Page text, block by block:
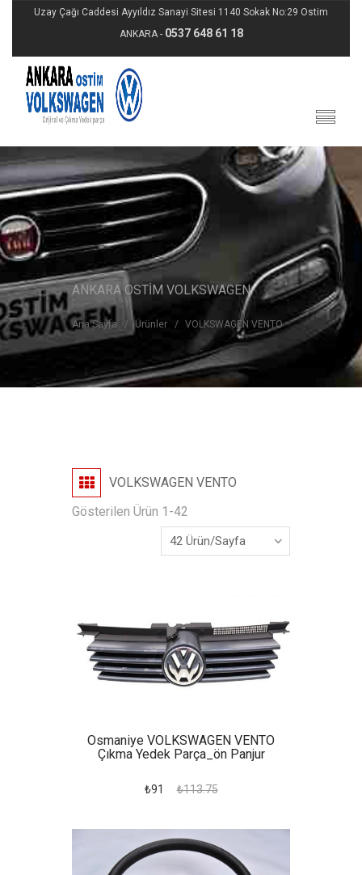
Uzay Çağı Caddesi Ayyıldız Sanayi Sitesi 1140 Sokak No:29 Ostim
ANKARA - 0537 648 61 18
ANKARA OSTİM VOLKSWAGEN
Ana Sayfa Ürünler VOLKSWAGEN VENTO
VOLKSWAGEN VENTO
Gösterilen Ürün 1-42
Osmaniye VOLKSWAGEN VENTO
Çıkma Yedek Parça_ön Panjur
₺91 ₺113.75